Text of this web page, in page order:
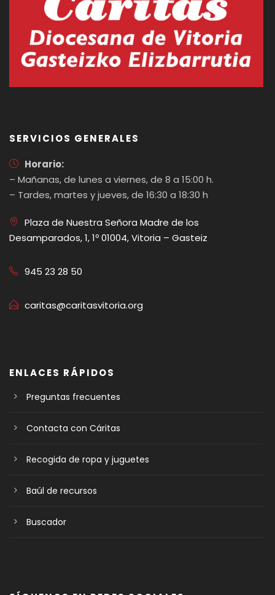
SERVICIOS GENERALES
Horario:
– Mañanas, de lunes a viernes, de 8 a 15:00 h.
– Tardes, martes y jueves, de 16:30 a 18:30 h
Plaza de Nuestra Señora Madre de los
Desamparados, 1, 1º 01004, Vitoria – Gasteiz
945 23 28 50
caritas@caritasvitoria.org
ENLACES RÁPIDOS
Preguntas frecuentes
Contacta con Cáritas
Recogida de ropa y juguetes
Baúl de recursos
Buscador